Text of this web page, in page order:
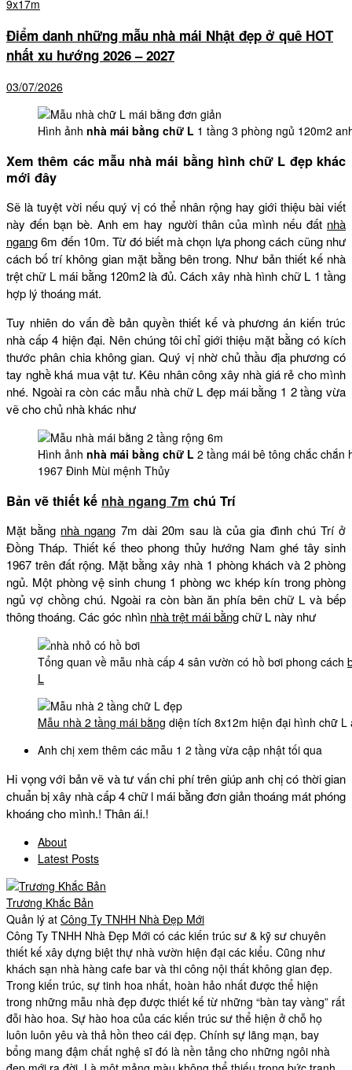
Điểm danh những mẫu nhà mái Nhật đẹp ở quê HOT
nhất xu hướng 2026 – 2027
03/07/2026
Hình ảnh nhà mái bằng chữ L 1 tầng 3 phòng ngủ 120m2
Xem thêm các mẫu nhà mái bằng hình chữ L đẹp khác
mới đây
Sẽ là tuyệt vời nếu quý vị có thể nhân rộng hay giới thiệu bài viết
này đến bạn bè. Anh em hay người thân của mình nếu đất nhà
ngang6m đến 10m. Từ đó biết mà chọn lựa phong cách cũng như
cách bố trí không gian mặt bằng bên trong. Như bản thiết kế nhà
trệt chữ L mái bằng 120m2 là đủ. Cách xây nhà hình chữ L 1 tầng
hợp lý thoáng mát.
Tuy nhiên do vấn đề bản quyền thiết kế và phương án kiến trúc
nhà cấp 4 hiện đại. Nên chúng tôi chỉ giới thiệu mặt bằng có kích
thước phân chia không gian. Quý vị nhờ chủ thầu địa phương có
tay nghề khá mua vật tư. Kêu nhân công xây nhà giá rẻ cho mình
nhé. Ngoài ra còn các mẫu nhà chữ L đẹp mái bằng 1 2 tầng vừa
vẽ cho chủ nhà khác như
Hình ảnh nhà mái bằng chữ L 2 tầng mái bê tông chắc chắn
1967 Đinh Mùi mệnh Thủy
Bản vẽ thiết kế nhà ngang 7m chú Trí
Mặt bằng nhà ngang 7m dài 20m sau là của gia đình chú Trí ở
Đồng Tháp. Thiết kế theo phong thủy hướng Nam ghé tây sinh
1967 trên đất rộng. Mặt bằng xây nhà 1 phòng khách và 2 phòng
ngủ. Một phòng vệ sinh chung 1 phòng wc khép kín trong phòng
ngủ vợ chồng chú. Ngoài ra còn bàn ăn phía bên chữ L và bếp
thông thoáng. Các góc nhìn nhà trệt mái bằngchữ L này như
Tổng quan về mẫu nhà cấp 4 sân vườn có hồ bơi phong cách
L
Mẫu nhà 2 tầng mái bằng diện tích 8x12m hiện đại hình chữ L
Anh chị xem thêm các mẫu 1 2 tầng vừa cập nhật tối qua
Hi vọng với bản vẽ và tư vấn chi phí trên giúp anh chị có thời gian
chuẩn bị xây nhà cấp 4 chữ l mái bằng đơn giản thoáng mát phóng
khoáng cho mình.! Thân ái.!
About
Latest Posts
Trương Khắc Bản
Quản lý at Công Ty TNHH Nhà Đẹp Mới
Công Ty TNHH Nhà Đẹp Mới có các kiến trúc sư & kỹ sư chuyên
thiết kế xây dựng biệt thự nhà vườn hiện đại các kiểu. Cũng như
khách sạn nhà hàng cafe bar và thi công nội thất không gian đẹp.
Trong kiến trúc, sự tinh hoa nhất, hoàn hảo nhất được thể hiện
trong những mẫu nhà đẹp được thiết kế từ những “bàn tay vàng” rất
đỗi hào hoa. Sự hào hoa của các kiến trúc sư thể hiện ở chỗ họ
luôn luôn yêu và thả hồn theo cái đẹp. Chính sự lãng mạn, bay
bổng mang đậm chất nghệ sĩ đó là nền tảng cho những ngôi nhà